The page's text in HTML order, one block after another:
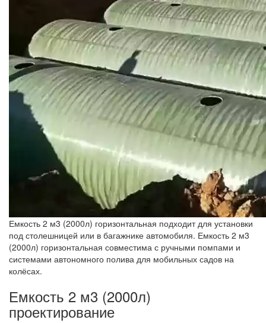
Емкость 2 м3 (2000л) горизонтальная подходит для установки
под столешницей или в багажнике автомобиля. Емкость 2 м3
(2000л) горизонтальная совместима с ручными помпами и
системами автономного полива для мобильных садов на
колёсах.
Емкость 2 м3 (2000л)
проектирование